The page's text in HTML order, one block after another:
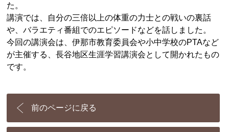
た。
講演では、自分の三倍以上の体重の力士との戦いの裏話
や、バラエティ番組でのエピソードなどを話しました。
今回の講演会は、伊那市教育委員会や小中学校のPTAなど
が主催する、長谷地区生涯学習講演会として開かれたもの
です。
前のページに戻る